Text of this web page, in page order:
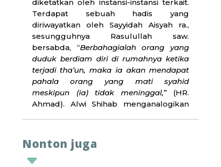
diketatkan oleh instansi-instansi terkait.
Terdapat sebuah hadis yang
diriwayatkan oleh Sayyidah Aisyah ra.,
sesungguhnya Rasulullah saw.
bersabda, “Berbahagialah orang yang
duduk berdiam diri di rumahnya ketika
terjadi tha’un, maka ia akan mendapat
pahala orang yang mati syahid
meskipun (ia) tidak meninggal,” (HR.
Ahmad). Alwi Shihab menganalogikan
menahan diri di tempat sebagai bagian
dari mengikuti aturan pemerintah juga
mengikuti perintah Rasulullah saw.
Nonton juga
C